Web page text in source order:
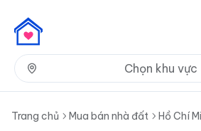
Chọn khu vực
Trang chủ Mua bán nhà đất Hồ Chí